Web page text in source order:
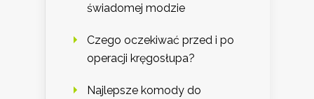
świadomej modzie
Czego oczekiwać przed i po
operacji kręgosłupa?
Najlepsze komody do